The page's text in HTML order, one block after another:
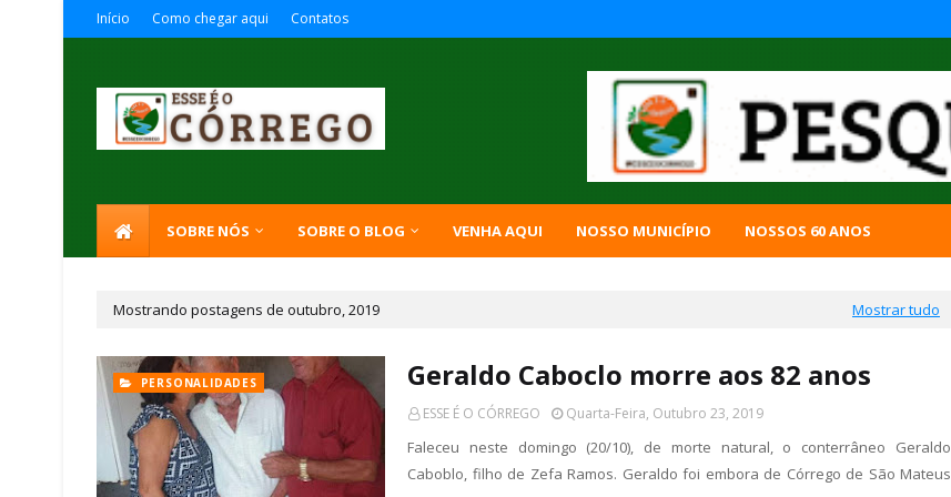
Início Como chegar aqui Contatos
SOBRE NÓS SOBRE O BLOG VENHA AQUI NOSSO MUNICÍPIO NOSSOS 60 ANOS
Mostrando postagens de outubro, 2019 Mostrar tudo
PERSONALIDADES Geraldo Caboclo morre aos 82 anos
ESSE É O CÓRREGO Quarta-Feira, Outubro 23, 2019
Faleceu neste domingo (20/10), de morte natural, o conterrâneo Geraldo
Caboblo, filho de Zefa Ramos. Geraldo foi embora de Córrego de São Mateus